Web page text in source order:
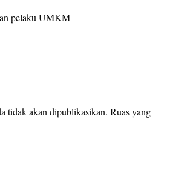
pelaku UMKM
tidak akan dipublikasikan. Ruas yang